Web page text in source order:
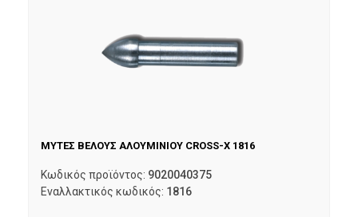
ΜΥΤΕΣ ΒΕΛΟΥΣ ΑΛΟΥΜΙΝΙΟΥ CROSS-X 1816
Κωδικός προϊόντος: 9020040375
Εναλλακτικός κωδικός: 1816